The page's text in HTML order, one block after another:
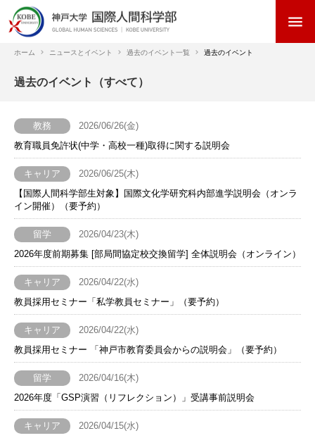
イ
menu
パ
ず
ホーム ニュースとイベント 過去のイベント一覧 過去のイベント
過去のイベント（すべて）
2026/06/26(金)
教務
教育職員免許状(中学・高校一種)取得に関する説明会
2026/06/25(木)
キャリア
【国際人間科学部生対象】国際文化学研究科内部進学説明会（オンラ
イン開催）（要予約）
2026/04/23(木)
留学
2026年度前期募集 [部局間協定校交換留学] 全体説明会（オンライン）
2026/04/22(水)
キャリア
教員採用セミナー「私学教員セミナー」（要予約）
2026/04/22(水)
キャリア
教員採用セミナー 「神戸市教育委員会からの説明会」（要予約）
2026/04/16(木)
留学
2026年度「GSP演習（リフレクション）」受講事前説明会
2026/04/15(水)
キャリア